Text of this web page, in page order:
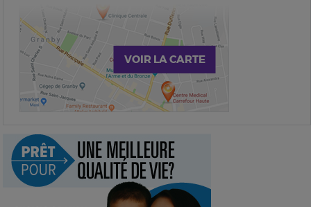
VOIR LA CARTE